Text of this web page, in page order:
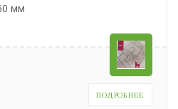
мм
ПОДРОБНЕЕ